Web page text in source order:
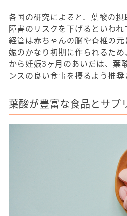
各国の研究によると、葉酸の
障害のリスクを下げるといわ
経管は赤ちゃんの脳や脊椎の
娠のかなり初期に作られるた
から妊娠3ヶ月のあいだは、葉
ンスの良い食事を摂るよう推奨
葉酸が豊富な食品とサプ